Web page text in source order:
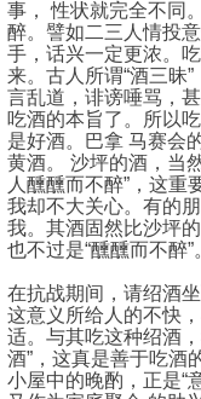
事， 性状就完全不同
醉。譬如二三人情投
手，话兴一定更浓。
来。古人所谓“酒三昧
言乱道，诽谤唾骂，
吃酒的本旨了。所以
是好酒。巴拿 马赛会
黄酒。 沙坪的酒，当
人醺醺而不醉”，这重
我却不大关心。有的
我。其酒固然比沙坪
也不过是“醺醺而不醉”
在抗战期间，请绍酒
这意义所给人的不快
适。与其吃这种绍酒
酒”，这真是善于吃酒
小屋中的晚酌，正是“